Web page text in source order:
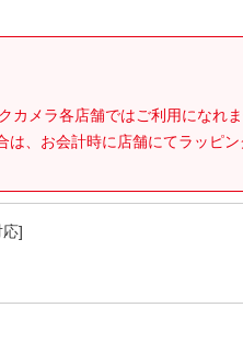
メラ各店舗ではご利用になれま
は、お会計時に店舗にてラッピ
]